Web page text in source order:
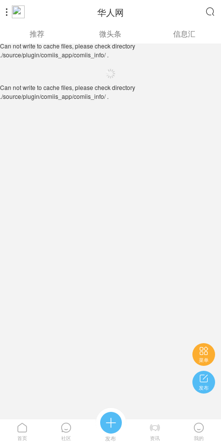
 华人网 
./source/plugin/comiis_app/comiis_info/ .
推荐 微头条 信息汇
Can not write to cache files, please check directory
./source/plugin/comiis_app/comiis_info/ .

菜单

发布

首页

社区

发布

资讯

我的
Can not write to cache files, please check directory
./source/plugin/comiis_app/comiis_info/ .